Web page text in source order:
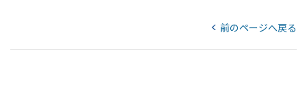
前のページへ戻る